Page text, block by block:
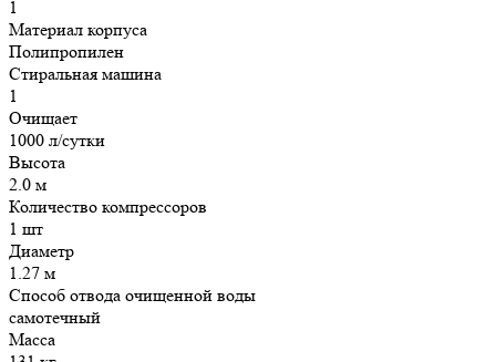
1
Материал корпуса
Полипропилен
Стиральная машина
1
Очищает
1000 л/сутки
Высота
2.0 м
Количество компрессоров
1 шт
Диаметр
1.27 м
Способ отвода очищенной воды
самотечный
Масса